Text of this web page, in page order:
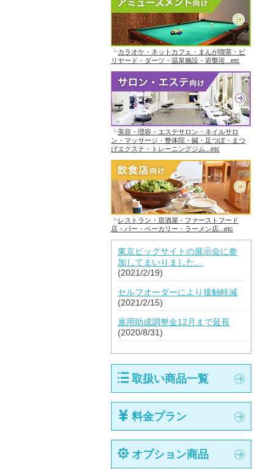
┗カラオケ・ネットカフェ・まんが喫茶・ビ
リヤード・ダーツ・温泉施設・岩盤浴...etc
┗美容・理容・エステサロン・ネイルサロ
ン・マッサージ・整体院・鍼・足つぼ・まつ
げエクステ・トレーニングジム...etc
┗レストラン・居酒屋・ファーストフード
店・バー・ベーカリー・ラーメン店...etc
東京ビッグサイトの展示会に参
加してまいりました。
(2021/2/19)
セルフオーダーにより接触軽減
(2021/2/15)
雇用助成調整金12月まで延長
(2020/8/31)
取扱い商品一覧
料金プラン
オプション商品